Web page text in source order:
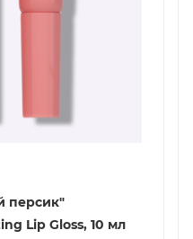
персик"
Lip Gloss, 10 мл